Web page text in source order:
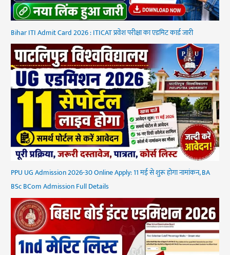
Bihar ITI Admit Card 2026 : ITICAT प्रवेश परीक्षा का एडमिट कार्ड जारी
PPU UG Admission 2026-30 Online Apply: 11 मई से शुरू होगा नामांकन, BA
BSc BCom Admission Full Details